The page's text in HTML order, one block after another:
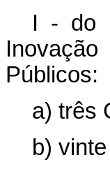
I - do
Públicos:
a) três
b)